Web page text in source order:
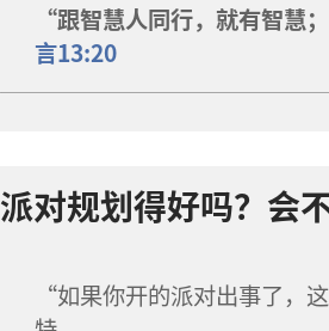
“跟智慧人同行，就有智
言13:20
派对规划得好吗？会
“如果你开的派对出事了，